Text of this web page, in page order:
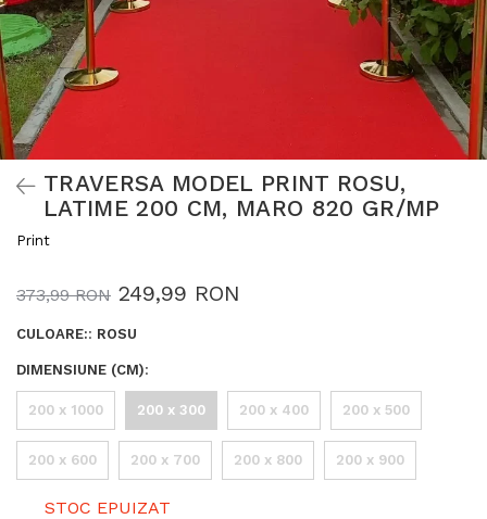
TRAVERSA MODEL PRINT ROSU,
LATIME 200 CM, MARO 820 GR/MP
Print
373,99 RON 249,99 RON
CULOARE:: ROSU
DIMENSIUNE (CM):
200 x 1000 200 x 300 200 x 400 200 x 500
200 x 600 200 x 700 200 x 800 200 x 900
STOC EPUIZAT